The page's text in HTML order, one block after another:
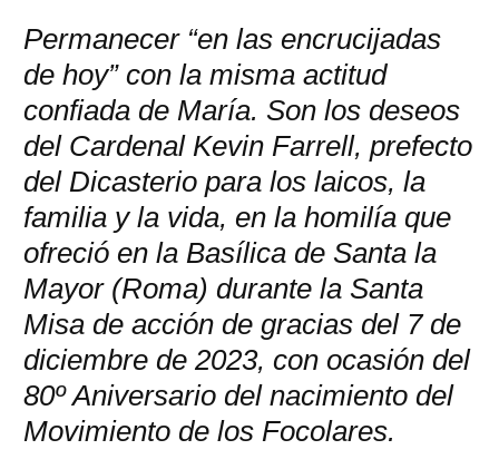
Permanecer “en las encrucijadas
de hoy” con la misma actitud
confiada de María. Son los deseos
del Cardenal Kevin Farrell, prefecto
del Dicasterio para los laicos, la
familia y la vida, en la homilía que
ofreció en la Basílica de Santa la
Mayor (Roma) durante la Santa
Misa de acción de gracias del 7 de
diciembre de 2023, con ocasión del
80º Aniversario del nacimiento del
Movimiento de los Focolares.